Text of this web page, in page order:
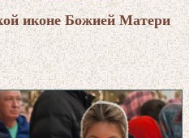
иконе Божией Матери